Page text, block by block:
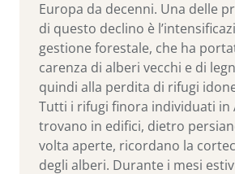
Europa da decenni. Una delle
di questo declino è
gestione forestale, che ha
carenza di alberi vecchi e di
quindi alla perdita di rifugi
Tutti i rifugi finora individuati in
trovano in edifici, dietro
volta aperte, ricordano la
degli alberi. Durante i mesi